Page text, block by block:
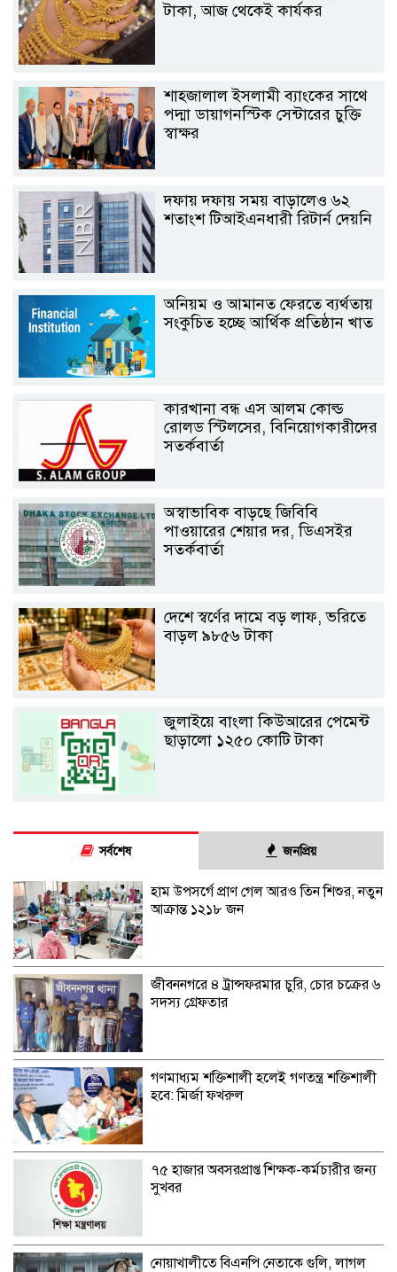
টাকা, আজ থেকেই কার্যকর
শাহ্জালাল ইসলামী ব্যাংকের সাথে
পদ্মা ডায়াগনস্টিক সেন্টারের চুক্তি
স্বাক্ষর
দফায় দফায় সময় বাড়ালেও ৬২
শতাংশ টিআইএনধারী রিটার্ন দেয়নি
অনিয়ম ও আমানত ফেরতে ব্যর্থতায়
সংকুচিত হচ্ছে আর্থিক প্রতিষ্ঠান খাত
কারখানা বন্ধ এস আলম কোল্ড
রোলড স্টিলসের, বিনিয়োগকারীদের
সতর্কবার্তা
অস্বাভাবিক বাড়ছে জিবিবি
পাওয়ারের শেয়ার দর, ডিএসইর
সতর্কবার্তা
দেশে স্বর্ণের দামে বড় লাফ, ভরিতে
বাড়ল ৯৮৫৬ টাকা
জুলাইয়ে বাংলা কিউআরের পেমেন্ট
ছাড়ালো ১২৫০ কোটি টাকা
সর্বশেষ জনপ্রিয়
হাম উপসর্গে প্রাণ গেল আরও তিন শিশুর, নতুন
আক্রান্ত ১২১৮ জন
জীবননগরে ৪ ট্রান্সফরমার চুরি, চোর চক্রের ৬
সদস্য গ্রেফতার
গণমাধ্যম শক্তিশালী হলেই গণতন্ত্র শক্তিশালী
হবে: মির্জা ফখরুল
৭৫ হাজার অবসরপ্রাপ্ত শিক্ষক-কর্মচারীর জন্য
সুখবর
নোয়াখালীতে বিএনপি নেতাকে গুলি, লাগল